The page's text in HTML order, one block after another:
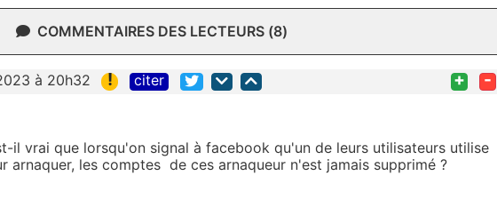
COMMENTAIRES DES LECTEURS (8)
à 20h32 ! citer + -
il vrai que lorsqu'on signal à facebook qu'un de leurs utilisateurs utilise
arnaquer, les comptes de ces arnaqueur n'est jamais supprimé ?